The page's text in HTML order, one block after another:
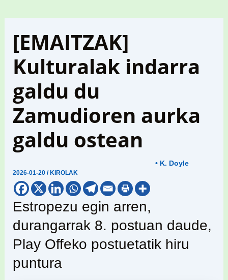
[EMAITZAK]
Kulturalak indarra
galdu du
Zamudioren aurka
galdu ostean
2026-01-20/ KIROLAK
• K. Doyle
Estropezu egin arren,
durangarrak 8. postuan daude,
Play Offeko postuetatik hiru
puntura